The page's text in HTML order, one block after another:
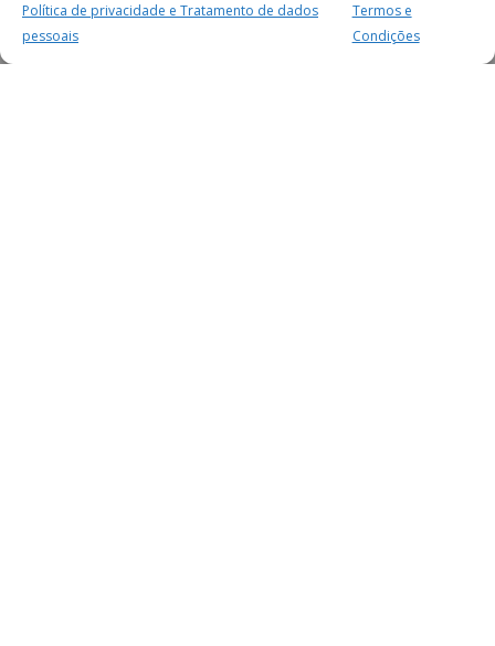
Política de privacidade e Tratamento de dados
pessoais
Termos e
Condições